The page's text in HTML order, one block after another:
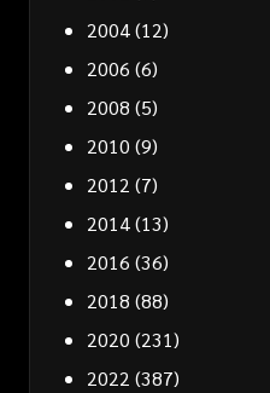
2004(12)
2006 (6)
2008 (5)
2010 (9)
2012 (7)
2014(13)
2016 (36)
2018 (88)
2020 (231)
2022 (387)